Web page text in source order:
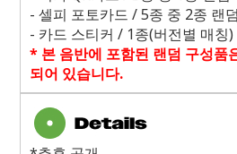
- 셀피 포토카드 / 5종 중 2종 랜덤
- 카드 스티커 / 1종(버전별 매칭)
* 본 음반에 포함된 랜덤 구성품
되어 있습니다.